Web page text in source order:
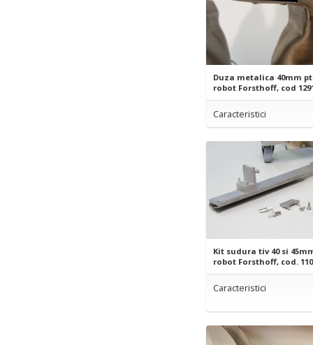
Duza metalica 40mm pt
robot Forsthoff, cod
Caracteristici
Kit sudura tiv 40 si
robot Forsthoff, cod.
Caracteristici